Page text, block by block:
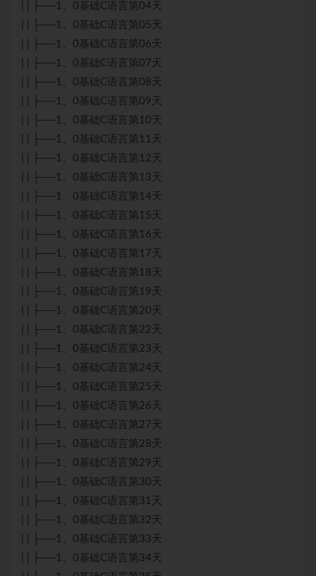
| | ├──1、0基础C语言第04天
| | ├──1、0基础C语言第05天
| | ├──1、0基础C语言第06天
| | ├──1、0基础C语言第07天
| | ├──1、0基础C语言第08天
| | ├──1、0基础C语言第09天
| | ├──1、0基础C语言第10天
| | ├──1、0基础C语言第11天
| | ├──1、0基础C语言第12天
| | ├──1、0基础C语言第13天
| | ├──1、0基础C语言第14天
| | ├──1、0基础C语言第15天
| | ├──1、0基础C语言第16天
| | ├──1、0基础C语言第17天
| | ├──1、0基础C语言第18天
| | ├──1、0基础C语言第19天
| | ├──1、0基础C语言第20天
| | ├──1、0基础C语言第22天
| | ├──1、0基础C语言第23天
| | ├──1、0基础C语言第24天
| | ├──1、0基础C语言第25天
| | ├──1、0基础C语言第26天
| | ├──1、0基础C语言第27天
| | ├──1、0基础C语言第28天
| | ├──1、0基础C语言第29天
| | ├──1、0基础C语言第30天
| | ├──1、0基础C语言第31天
| | ├──1、0基础C语言第32天
| | ├──1、0基础C语言第33天
| | ├──1、0基础C语言第34天